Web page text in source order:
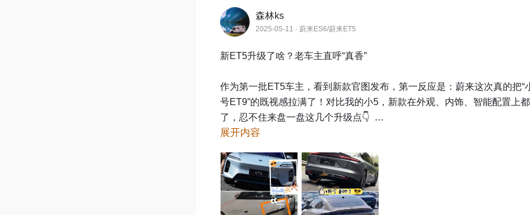
森林ks
2025-05-11 · 蔚来ES6/蔚来ET5
新ET5升级了啥？老车主直呼“真香”
作为第一批ET5车主，看到新款官图发布，第一反应是：蔚来这次真的把“
号ET9”的既视感拉满了！对比我的小5，新款在外观、内饰、智能配置上
了，忍不住来盘一盘这几个升级点👇
✨车灯升级：新款日行灯加粗，大灯组更立体，听说ADB自适应远光加持
夜间行车会更安全。
🚗前脸优化：
前脸造型更犀利，前杠侧裙亮黑色，宽体气质更强，感觉比我们家的小5更
展开内容